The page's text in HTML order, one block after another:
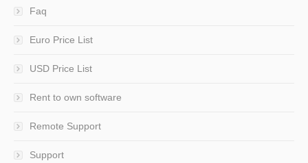
Faq
Euro Price List
USD Price List
Rent to own software
Remote Support
Support